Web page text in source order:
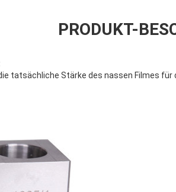
PRODUKT-
tatsächliche Stärke des nassen Filmes